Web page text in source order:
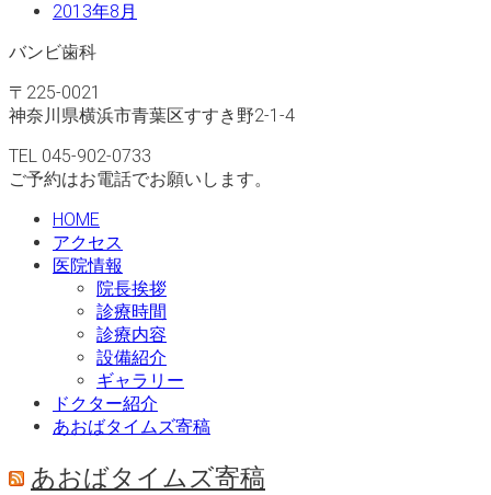
2013年8月
バンビ歯科
〒225-0021
神奈川県横浜市青葉区すすき野2-1-4
TEL 045-902-0733
ご予約はお電話でお願いします。
HOME
アクセス
医院情報
院長挨拶
診療時間
診療内容
設備紹介
ギャラリー
ドクター紹介
あおばタイムズ寄稿
あおばタイムズ寄稿